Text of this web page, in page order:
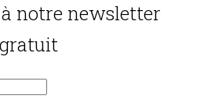
notre newsletter